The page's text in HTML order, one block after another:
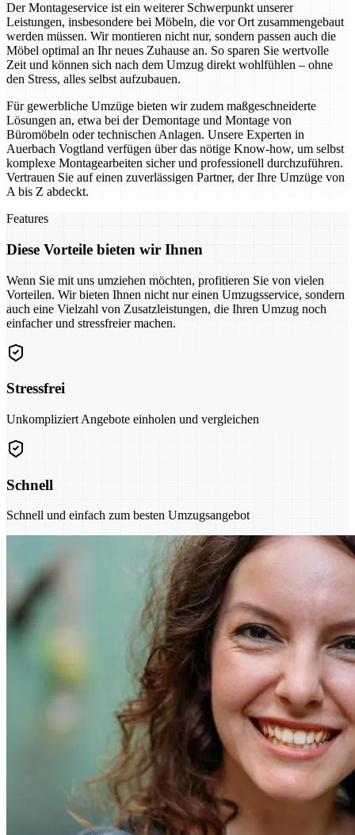
Der Montageservice ist ein weiterer Schwerpunkt unserer
Leistungen, insbesondere bei Möbeln, die vor Ort zusammengebaut
werden müssen. Wir montieren nicht nur, sondern passen auch die
Möbel optimal an Ihr neues Zuhause an. So sparen Sie wertvolle
Zeit und können sich nach dem Umzug direkt wohlfühlen – ohne
den Stress, alles selbst aufzubauen.
Für gewerbliche Umzüge bieten wir zudem maßgeschneiderte
Lösungen an, etwa bei der Demontage und Montage von
Büromöbeln oder technischen Anlagen. Unsere Experten in
Auerbach Vogtland verfügen über das nötige Know-how, um selbst
komplexe Montagearbeiten sicher und professionell durchzuführen.
Vertrauen Sie auf einen zuverlässigen Partner, der Ihre Umzüge von
A bis Z abdeckt.
Features
Diese Vorteile bieten wir Ihnen
Wenn Sie mit uns umziehen möchten, profitieren Sie von vielen
Vorteilen. Wir bieten Ihnen nicht nur einen Umzugsservice, sondern
auch eine Vielzahl von Zusatzleistungen, die Ihren Umzug noch
einfacher und stressfreier machen.
Stressfrei
Unkompliziert Angebote einholen und vergleichen
Schnell
Schnell und einfach zum besten Umzugsangebot